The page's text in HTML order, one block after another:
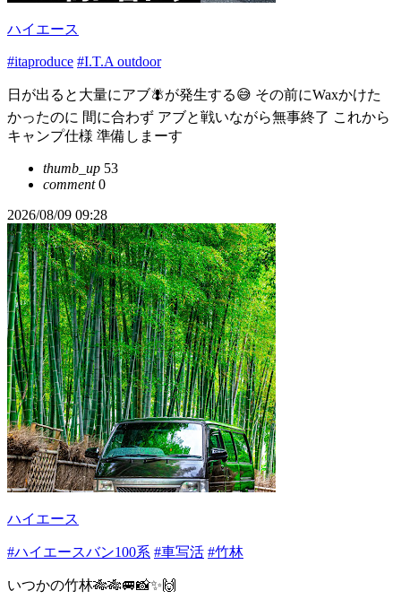
ハイエース
#itaproduce #I.T.A outdoor
日が出ると大量にアブ🪰が発生する😅 その前にWaxかけた
かったのに 間に合わず アブと戦いながら無事終了 これから
キャンプ仕様 準備しまーす
thumb_up 53
comment0
2026/08/09 09:28
ハイエース
#ハイエースバン100系 #車写活 #竹林
いつかの竹林🎋🎋🚐📸✨🙌